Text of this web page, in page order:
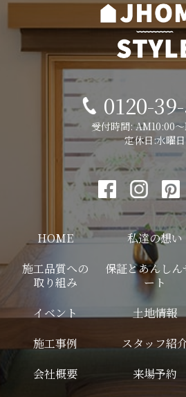
0120-
受付時間: AM10:00
定休日:水曜日
HOME 私達の想い
施工品質への
取り組み
保証とあんしん
ート
イベント 土地情報
施工事例
スタッフ紹
会社概要
来場予約